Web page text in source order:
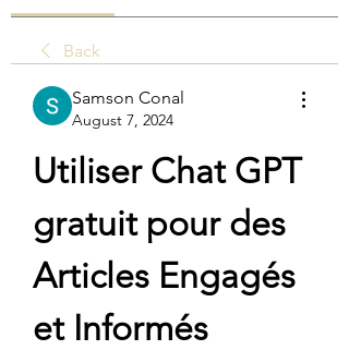
Back
Samson Conal
August 7, 2024
Utiliser Chat GPT
gratuit pour des
Articles Engagés
et Informés